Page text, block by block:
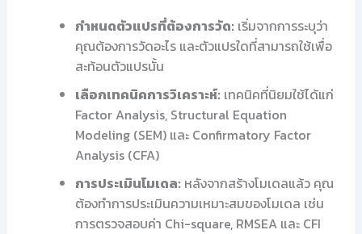
กำหนดตัวแปรที่ต้องการวัด: เริ่มจากการระบุว่า
คุณต้องการวัดอะไร และตัวแปรใดที่สามารถใช้เพื่อ
สะท้อนตัวแปรนั้น
เลือกเทคนิคการวิเคราะห์: เทคนิคที่นิยมใช้ได้แก่
Factor Analysis, Structural Equation
Modeling (SEM) และ Confirmatory Factor
Analysis (CFA)
การประเมินโมเดล: หลังจากสร้างโมเดลแล้ว คุณ
ต้องทำการประเมินความเหมาะสมของโมเดล เช่น
การตรวจสอบค่า Chi-square, RMSEA และ CFI